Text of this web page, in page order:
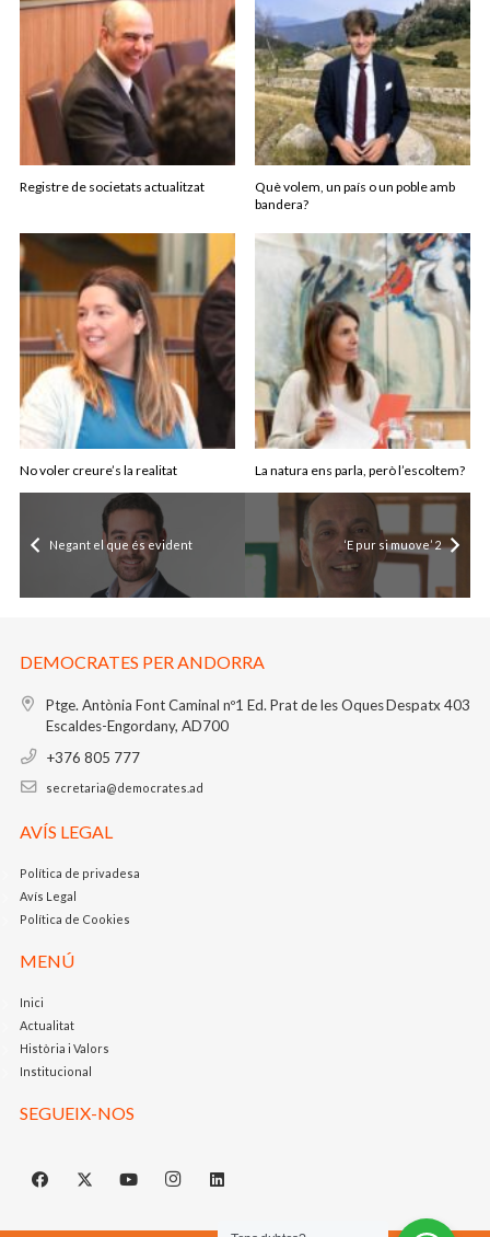
Registre de societats actualitzat
Què volem, un país o un poble amb
bandera?
No voler creure’s la realitat La natura ens parla, però l’escoltem?
Negant el que és evident ‘E pur si muove’ 2
DEMOCRATES PER ANDORRA
Ptge. Antònia Font Caminal nº1 Ed. Prat de les OquesDespatx 403
Escaldes-Engordany, AD700
+376 805 777
secretaria@democrates.ad
AVÍS LEGAL
Política de privadesa
Avís Legal
Política de Cookies
MENÚ
Inici
Actualitat
Història i Valors
Institucional
SEGUEIX-NOS